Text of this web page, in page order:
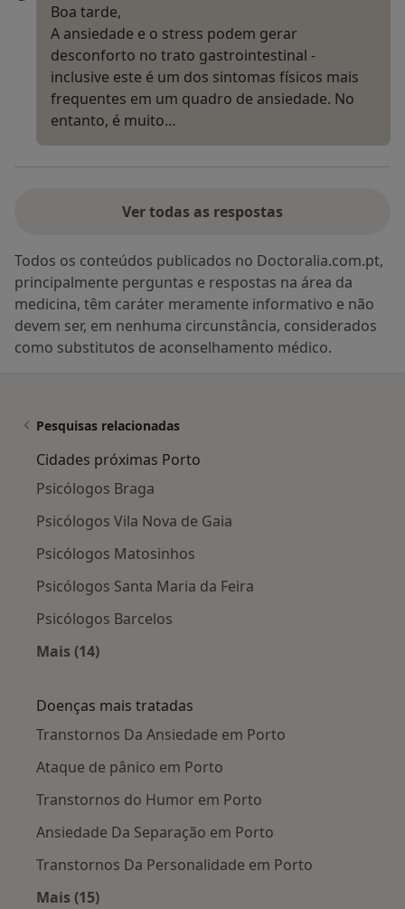
Boa tarde,
A ansiedade e o stress podem gerar
desconforto no trato gastrointestinal -
inclusive este é um dos sintomas físicos mais
frequentes em um quadro de ansiedade. No
entanto, é muito…
Ver todas as respostas
Todos os conteúdos publicados no Doctoralia.com.pt,
principalmente perguntas e respostas na área da
medicina, têm caráter meramente informativo e não
devem ser, em nenhuma circunstância, considerados
como substitutos de aconselhamento médico.
Pesquisas relacionadas
Cidades próximas Porto
Psicólogos Braga
Psicólogos Vila Nova de Gaia
Psicólogos Matosinhos
Psicólogos Santa Maria da Feira
Psicólogos Barcelos
Mais (14)
Doenças mais tratadas
Transtornos Da Ansiedade em Porto
Ataque de pânico em Porto
Transtornos do Humor em Porto
Ansiedade Da Separação em Porto
Transtornos Da Personalidade em Porto
Mais (15)